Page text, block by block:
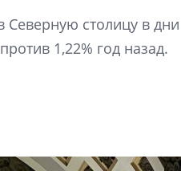
Северную столицу в дни
1,22% год назад.
девятый
строить и